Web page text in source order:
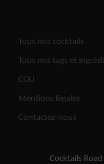
Tous nos cocktails
Tous nos tags et
CGU
Mentions légales
Contactez-nous
Cocktails